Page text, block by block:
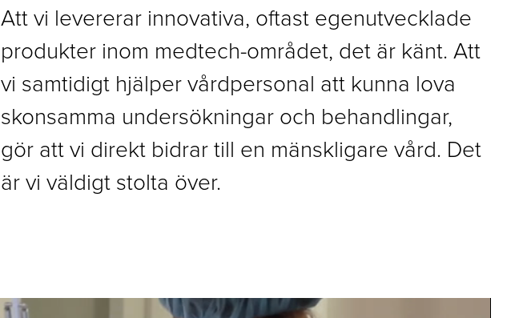
Att vi levererar innovativa, oftast egenutvecklade
produkter inom medtech-området, det är känt. Att
vi samtidigt hjälper vårdpersonal att kunna lova
skonsamma undersökningar och behandlingar,
gör att vi direkt bidrar till en mänskligare vård. Det
är vi väldigt stolta över.